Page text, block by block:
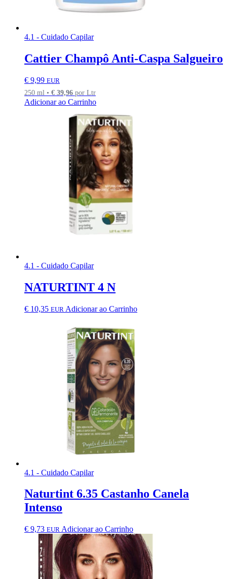
4.1 - Cuidado Capilar
Cattier Champô Anti-Caspa Salgueiro
€ 9,99 EUR
250 ml • € 39,96 por Ltr
Adicionar ao Carrinho
4.1 - Cuidado Capilar
NATURTINT 4 N
€ 10,35 EUR Adicionar ao Carrinho
4.1 - Cuidado Capilar
Naturtint 6.35 Castanho Canela
Intenso
€ 9,73 EUR Adicionar ao Carrinho